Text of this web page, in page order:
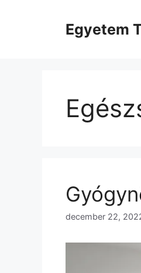
Egyetem
december 22,